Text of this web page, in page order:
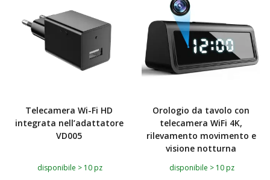
Telecamera Wi-Fi HD
integrata nell’adattatore
VD005
disponibile > 10 pz
Orologio da tavolo con
telecamera WiFi 4K,
rilevamento movimento e
visione notturna
disponibile > 10 pz